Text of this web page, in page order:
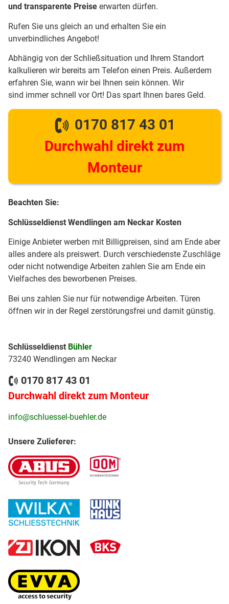
und transparente Preise erwarten dürfen.
Rufen Sie uns gleich an und erhalten Sie ein
unverbindliches Angebot!
Abhängig von der Schließsituation und Ihrem Standort
kalkulieren wir bereits am Telefon einen Preis. Außerdem
erfahren Sie, wann wir bei Ihnen sein können. Wir
sind immer schnell vor Ort! Das spart Ihnen bares Geld.
0170 817 43 01
Durchwahl direkt zum
Monteur
Beachten Sie:
Schlüsseldienst Wendlingen am Neckar Kosten
Einige Anbieter werben mit Billigpreisen, sind am Ende aber
alles andere als preiswert. Durch verschiedenste Zuschläge
oder nicht notwendige Arbeiten zahlen Sie am Ende ein
Vielfaches des beworbenen Preises.
Bei uns zahlen Sie nur für notwendige Arbeiten. Türen
öffnen wir in der Regel zerstörungsfrei und damit günstig.
Schlüsseldienst Bühler
73240 Wendlingen am Neckar
0170 817 43 01
Durchwahl direkt zum Monteur
info@schluessel-buehler.de
Unsere Zulieferer: